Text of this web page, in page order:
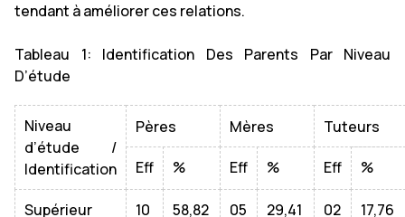
tendant à améliorer ces relations.
Tableau 1: Identification Des Parents Par Niveau
D’étude
Niveau
d’étude /
Identification
Pères Mères Tuteurs
Eff % Eff % Eff %
Supérieur 10 58,82 05 29,41 02 17,76